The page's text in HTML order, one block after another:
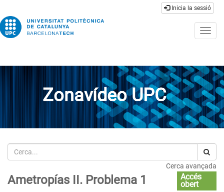
Inicia la sessió
Zonavídeo UPC
Cerca
Cerca avançada
Ametropías II. Problema 1
Accés
obert